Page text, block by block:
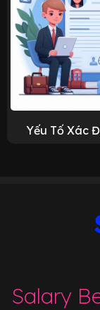
Yếu Tố Xác
Salary